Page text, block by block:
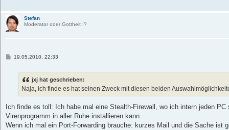
Stefan
Moderator oder Gottheit !?
B19.05.2010, 22:33
jxj hat geschrieben:
Naja, ich finde es hat seinen Zweck mit diesen beiden
Ich finde es toll: Ich habe mal eine Stealth-Firewall, wo ich intern jeden PC
Virenprogramm in aller Ruhe installieren kann.
Wenn ich mal ein Port-Forwarding brauche: kurzes Mail und die Sache ist